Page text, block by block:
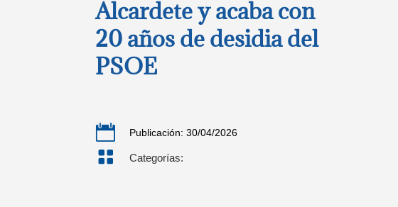
Alcardete y acaba con
20 años de desidia del
PSOE
 Publicación: 30/04/2026
 Categorías: